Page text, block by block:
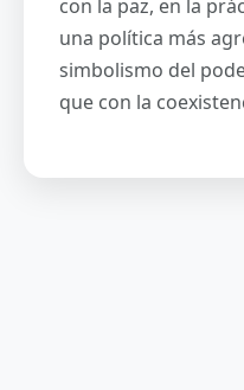
con la paz, en la
una política más
simbolismo del
que con la